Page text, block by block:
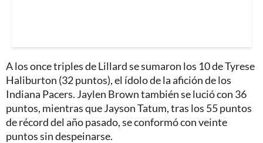
A los once triples de Lillard se sumaron los 10 de Tyrese
Haliburton (32 puntos), el ídolo de la afición de los
Indiana Pacers. Jaylen Brown también se lució con 36
puntos, mientras que Jayson Tatum, tras los 55 puntos
de récord del año pasado, se conformó con veinte
puntos sin despeinarse.